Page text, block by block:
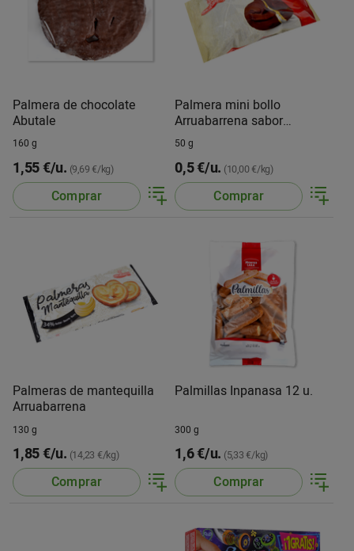
Palmera de chocolate
Abutale
160 g
1,55 €/u. (9,69 €/kg)
Comprar
Palmera mini bollo
Arruabarrena sabor
chocolate
50 g
0,5 €/u. (10,00 €/kg)
Comprar
Palmeras de mantequilla
Arruabarrena
130 g
1,85 €/u. (14,23 €/kg)
Comprar
Palmillas Inpanasa 12 u.
300 g
1,6 €/u. (5,33 €/kg)
Comprar